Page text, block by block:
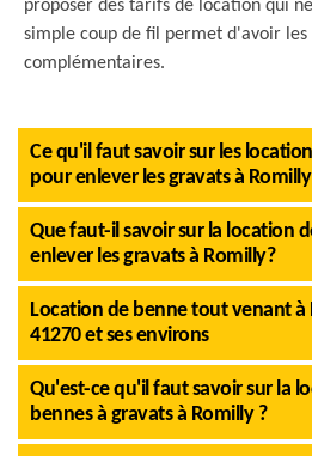
proposer des tarifs de location qui
simple coup de fil permet d'avoir les
complémentaires.
Ce qu'il faut savoir sur les
pour enlever les gravats à Romilly
Que faut-il savoir sur la location
enlever les gravats à Romilly?
Location de benne tout venant à
41270 et ses environs
Qu'est-ce qu'il faut savoir sur la
bennes à gravats à Romilly ?